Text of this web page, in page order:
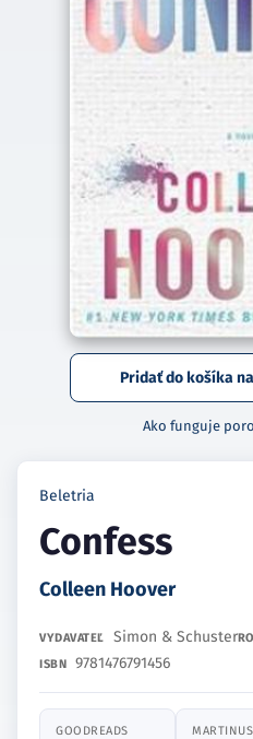
Pridať do košíka
Ako funguje
Beletria
Confess
Colleen Hoover
VYDAVATEĽ Simon & Schuster
ISBN 9781476791456
GOODREADS MARTINUS